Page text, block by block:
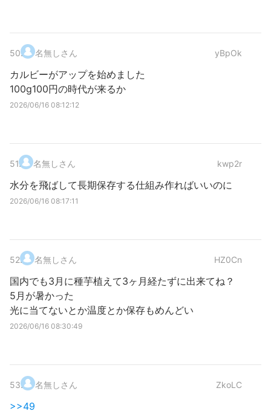
50. 名無しさん yBpOk
カルビーがアップを始めました
100g100円の時代が来るか
2026/06/16 08:12:12
51. 名無しさん kwp2r
水分を飛ばして長期保存する仕組み作ればいいのに
2026/06/16 08:17:11
52. 名無しさん HZ0Cn
国内でも3月に種芋植えて3ヶ月経たずに出来てね？
5月が暑かった
光に当てないとか温度とか保存もめんどい
2026/06/16 08:30:49
53. 名無しさん ZkoLC
>>49